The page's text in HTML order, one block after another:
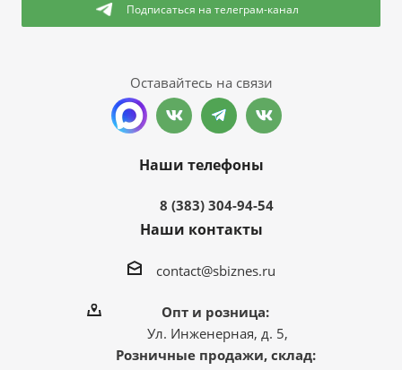
Подписаться на телеграм-канал
Оставайтесь на связи
Наши телефоны
8 (383) 304-94-54
Наши контакты
contact@sbiznes.ru
Опт и розница:
Ул. Инженерная, д. 5,
Розничные продажи, склад: